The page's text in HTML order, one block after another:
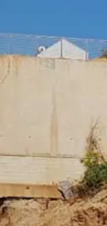
Der indstilles en
du se Googles privatlivspolitik:
fuldt ud de strenge krav
YouTube LLC, 901 Cherry
til YouTube-serverne.
giver YouTube dig
konto. YouTube
under https://